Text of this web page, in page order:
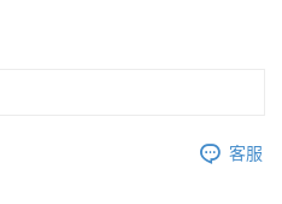
客服